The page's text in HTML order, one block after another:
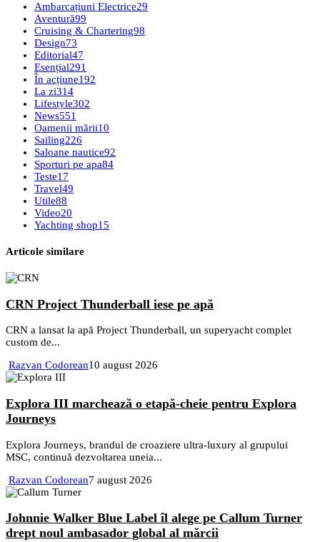
Ambarcațiuni Electrice29
Aventură99
Cruising & Chartering98
Design73
Editorial47
Esențial291
În acțiune192
La zi314
Lifestyle302
News551
Oamenii mării10
Sailing226
Saloane nautice92
Sporturi pe apa84
Teste17
Travel49
Utile88
Video20
Yachting shop15
Articole similare
CRN Project Thunderball iese pe apă
CRN a lansat la apă Project Thunderball, un superyacht complet
custom de...
Razvan Codorean10 august 2026
Explora III marchează o etapă-cheie pentru Explora
Journeys
Explora Journeys, brandul de croaziere ultra-luxury al grupului
MSC, continuă dezvoltarea uneia...
Razvan Codorean7 august 2026
Johnnie Walker Blue Label îl alege pe Callum Turner
drept noul ambasador global al mărcii